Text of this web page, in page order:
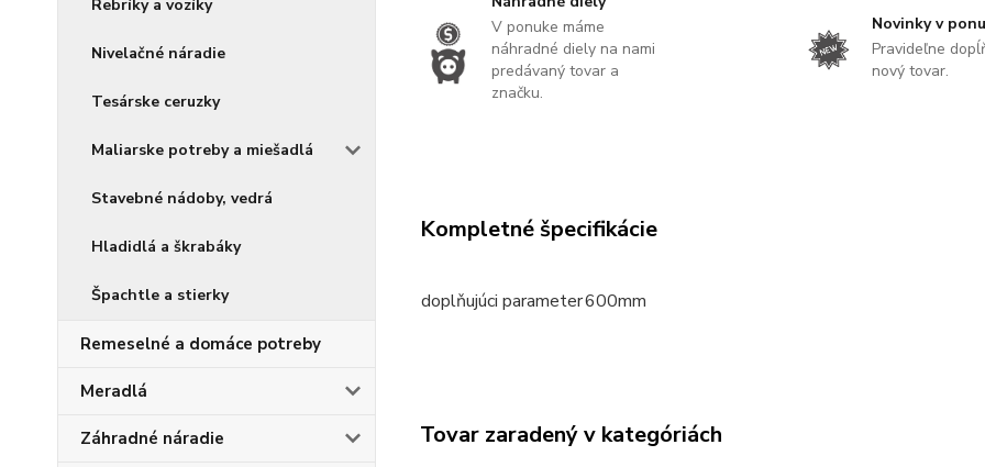
Rebríky a vozíky
Nivelačné náradie
Tesárske ceruzky
Maliarske potreby a miešadlá
Stavebné nádoby, vedrá
Hladidlá a škrabáky
Špachtle a stierky
Remeselné a domáce potreby
Meradlá
Záhradné náradie
V ponuke máme
náhradné diely na nami
predávaný tovar a
značku.
Novinky v
Pravideľne
nový tovar.
Kompletné špecifikácie
doplňujúci parameter600mm
Tovar zaradený v kategóriách